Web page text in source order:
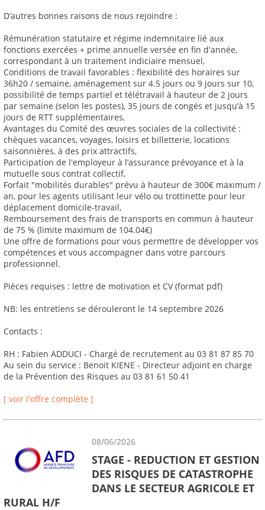
D’autres bonnes raisons de nous rejoindre :
Rémunération statutaire et régime indemnitaire lié aux
fonctions exercées + prime annuelle versée en fin d'année,
correspondant à un traitement indiciaire mensuel,
Conditions de travail favorables : flexibilité des horaires sur
36h20 / semaine, aménagement sur 4.5 jours ou 9 jours sur 10,
possibilité de temps partiel et télétravail à hauteur de 2 jours
par semaine (selon les postes), 35 jours de congés et jusqu’à 15
jours de RTT supplémentaires,
Avantages du Comité des œuvres sociales de la collectivité :
chèques vacances, voyages, loisirs et billetterie, locations
saisonnières, à des prix attractifs,
Participation de l'employeur à l’assurance prévoyance et à la
mutuelle sous contrat collectif,
Forfait "mobilités durables" prévu à hauteur de 300€ maximum /
an, pour les agents utilisant leur vélo ou trottinette pour leur
déplacement domicile-travail,
Remboursement des frais de transports en commun à hauteur
de 75 % (limite maximum de 104.04€)
Une offre de formations pour vous permettre de développer vos
compétences et vous accompagner dans votre parcours
professionnel.
Pièces requises : lettre de motivation et CV (format pdf)
NB: les entretiens se dérouleront le 14 septembre 2026
Contacts :
RH : Fabien ADDUCI - Chargé de recrutement au 03 81 87 85 70
Au sein du service : Benoit KIENE - Directeur adjoint en charge
de la Prévention des Risques au 03 81 61 50 41
[ voir l'offre complète ]
08/06/2026
STAGE - REDUCTION ET GESTION
DES RISQUES DE CATASTROPHE
DANS LE SECTEUR AGRICOLE ET
RURAL H/F